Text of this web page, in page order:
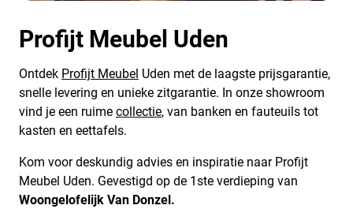
Profijt Meubel Uden
Ontdek Profijt Meubel Uden met de laagste prijsgarantie,
snelle levering en unieke zitgarantie. In onze showroom
vind je een ruime collectie, van banken en fauteuils tot
kasten en eettafels.
Kom voor deskundig advies en inspiratie naar Profijt
Meubel Uden. Gevestigd op de 1ste verdieping van
Woongelofelijk Van Donzel.